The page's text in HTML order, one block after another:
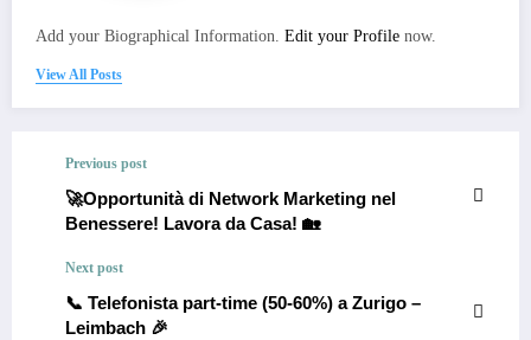
Add your Biographical Information. Edit your Profile now.
View All Posts
Previous post
🚀Opportunità di Network Marketing nel
Benessere! Lavora da Casa! 🏡
Next post
📞 Telefonista part-time (50-60%) a Zurigo –
Leimbach 🎉